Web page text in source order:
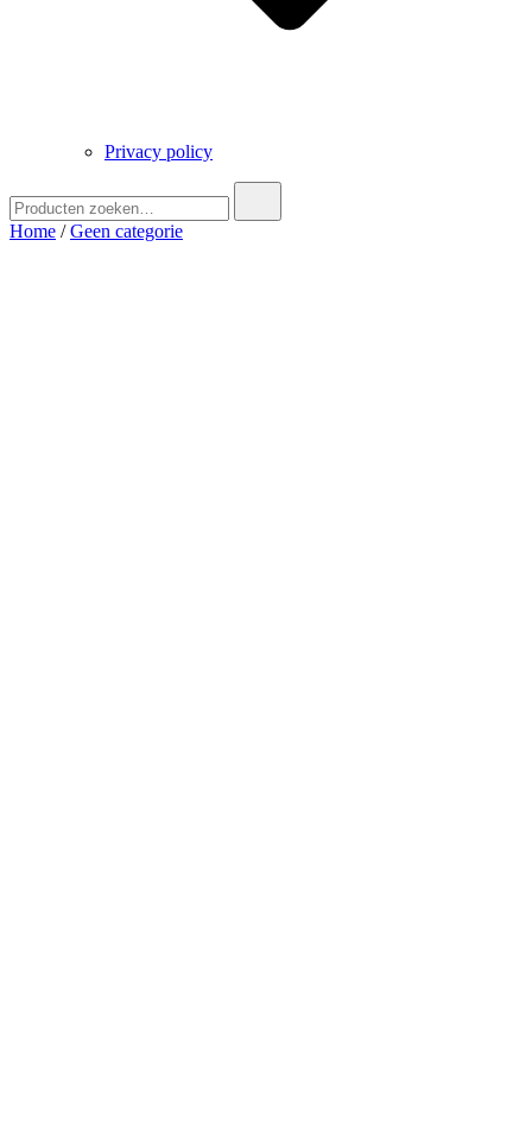
Privacy policy
naar:
Home /Geen categorie